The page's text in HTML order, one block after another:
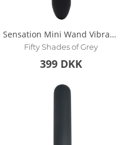
Sensation Mini Wand Vibrator
Fifty Shades of Grey
399 DKK